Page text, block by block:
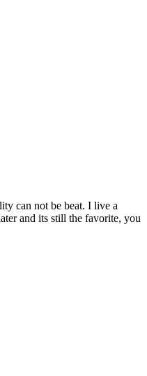
can not be beat. I live a
and its still the favorite, you